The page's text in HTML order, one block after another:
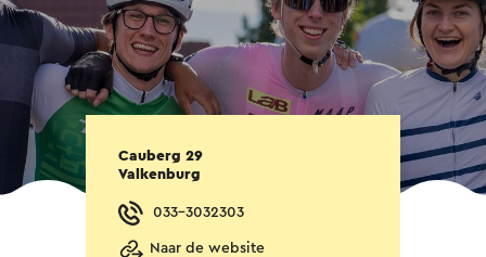
Cauberg 29
Valkenburg
033-3032303
Naar de website